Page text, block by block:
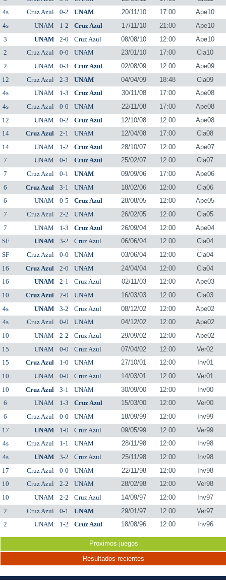
4s
Cruz Azul 0-2 UNAM 20/11/10 17:00
Ape10
4s
UNAM 1-2 Cruz Azul 17/11/10 21:00
Ape10
3
UNAM 2-0 Cruz Azul 08/08/10 12:00
Ape10
2
Cruz Azul 0-0 UNAM 23/01/10 17:00
Cla10
2
UNAM 0-3 Cruz Azul 02/08/09 12:00
Ape09
12
Cruz Azul 2-3 UNAM 04/04/09 18:48
Cla09
4s
UNAM 1-3 Cruz Azul 30/11/08 17:00
Ape08
4s
Cruz Azul 0-0 UNAM 22/11/08 17:00
Ape08
12
UNAM 0-2 Cruz Azul 12/10/08 12:00
Ape08
14
Cruz Azul 2-1 UNAM 12/04/08 17:00
Cla08
14
UNAM 1-2 Cruz Azul 28/10/07 12:00
Ape07
7
UNAM 0-1 Cruz Azul 25/02/07 12:00
Cla07
7
Cruz Azul 0-1 UNAM 09/09/06 17:00
Ape06
6
Cruz Azul 3-1 UNAM 18/02/06 12:00
Cla06
6
UNAM 0-5 Cruz Azul 28/08/05 12:00
Ape05
7
Cruz Azul 2-2 UNAM 26/02/05 12:00
Cla05
7
UNAM 1-3 Cruz Azul 26/09/04 12:00
Ape04
SF
UNAM 3-2 Cruz Azul 06/06/04 12:00
Cla04
SF
Cruz Azul 0-0 UNAM 03/06/04 12:00
Cla04
16
Cruz Azul 2-0 UNAM 24/04/04 12:00
Cla04
16
UNAM 2-1 Cruz Azul 02/11/03 12:00
Ape03
10
Cruz Azul 2-0 UNAM 16/03/03 12:00
Cla03
4s
UNAM 3-2 Cruz Azul 08/12/02 12:00
Ape02
4s
Cruz Azul 0-0 UNAM 04/12/02 12:00
Ape02
10
UNAM 2-2 Cruz Azul 29/09/02 12:00
Ape02
15
UNAM 0-0 Cruz Azul 07/04/02 12:00
Ver02
15
Cruz Azul 1-0 UNAM 27/10/01 12:00
Inv01
10
UNAM 0-0 Cruz Azul 14/03/01 12:00
Ver01
10
Cruz Azul 3-1 UNAM 30/09/00 12:00
Inv00
6
UNAM 1-3 Cruz Azul 15/03/00 12:00
Ver00
6
Cruz Azul 0-0 UNAM 18/09/99 12:00
Inv99
17
UNAM 1-0 Cruz Azul 09/05/99 12:00
Ver99
4s
Cruz Azul 1-1 UNAM 28/11/98 12:00
Inv98
4s
UNAM 3-2 Cruz Azul 25/11/98 12:00
Inv98
17
Cruz Azul 0-0 UNAM 22/11/98 12:00
Inv98
10
Cruz Azul 2-2 UNAM 28/02/98 12:00
Ver98
10
UNAM 2-2 Cruz Azul 14/09/97 12:00
Inv97
2
Cruz Azul 0-1 UNAM 29/01/97 12:00
Ver97
2
UNAM 1-2 Cruz Azul 18/08/96 12:00 Inv96
Proximos juegos
Resultados recientes